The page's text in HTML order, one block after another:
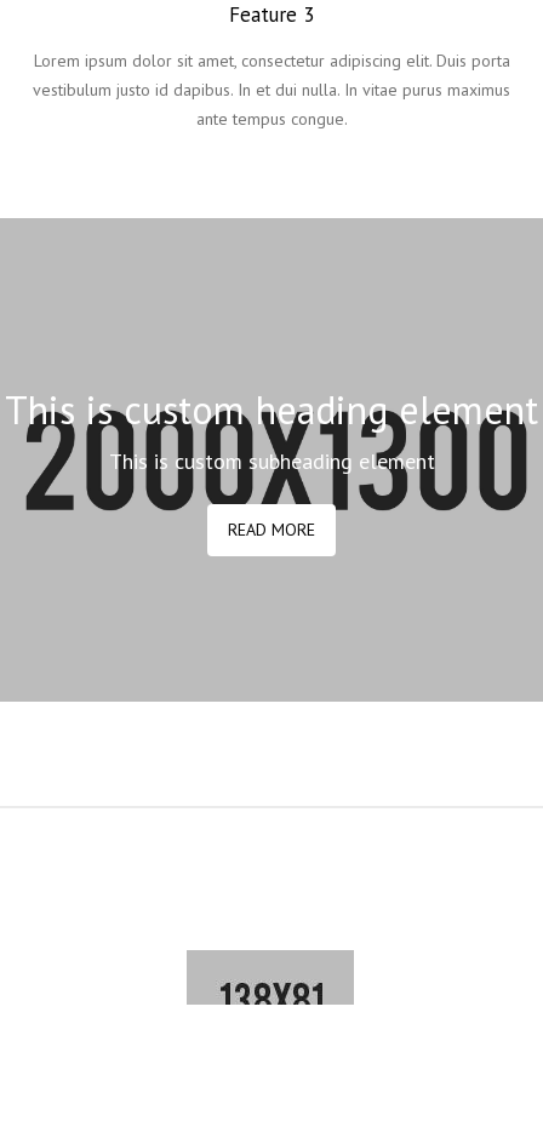
Feature 3
Lorem ipsum dolor sit amet, consectetur adipiscing elit. Duis porta
vestibulum justo id dapibus. In et dui nulla. In vitae purus maximus
ante tempus congue.
This is custom heading element
This is custom subheading element
READ MORE